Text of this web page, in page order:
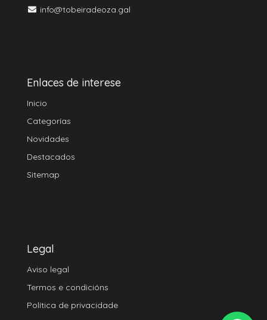
info@tobeiradeoza.gal
Enlaces de interese
Inicio
Categorías
Novidades
Destacados
Sitemap
Legal
Aviso legal
Termos e condicións
Política de privacidade